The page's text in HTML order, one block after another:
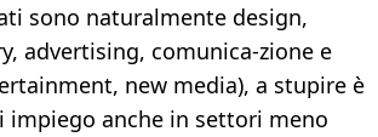
sono naturalmente design,
advertising, comunica-zione e
new media), a stupire è
impiego anche in settori meno